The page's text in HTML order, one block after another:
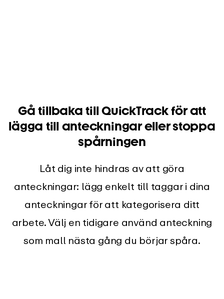
Gå tillbaka till QuickTrack för att
lägga till anteckningar eller stoppa
spårningen
Låt dig inte hindras av att göra
anteckningar: lägg enkelt till taggar i dina
anteckningar för att kategorisera ditt
arbete. Välj en tidigare använd anteckning
som mall nästa gång du börjar spåra.